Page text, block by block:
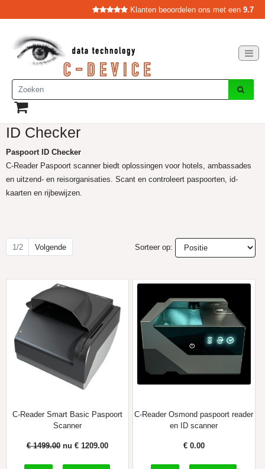
Klanten beoordelen ons met een 9.7
ID Checker
Paspoort ID Checker
C-Reader Paspoort scanner biedt oplossingen voor hotels, ambassades
en uitzend- en reisorganisaties. Scant en controleert paspoorten, id-
kaarten en rijbewijzen.
Sorteer op:
1/2 Volgende
C-Reader Smart Basic Paspoort
Scanner
€ 1499.00nu € 1209.00
C-Reader Osmond paspoort reader
en ID scanner
€ 0.00